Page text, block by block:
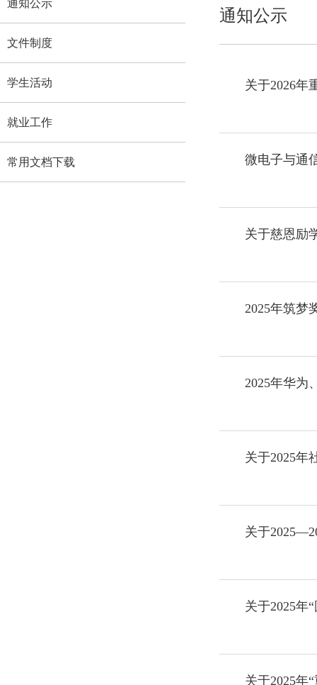
通知公示
文件制度
学生活动
就业工作
常用文档下载
通知公示
关于2026年
微电子与通
关于慈恩励
2025年筑梦
2025年华为
关于2025年
关于
关于2025年
关于2025年